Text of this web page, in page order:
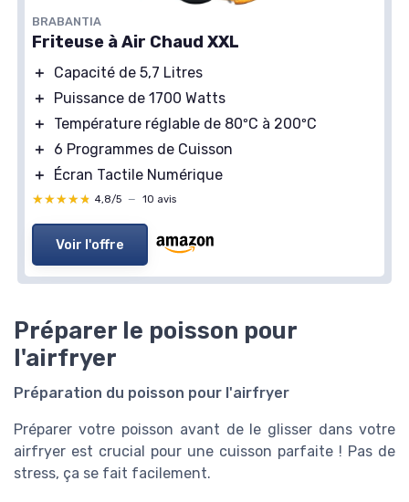
BRABANTIA
Friteuse à Air Chaud XXL
＋
Capacité de 5,7 Litres
＋
Puissance de 1700 Watts
＋
Température réglable de 80ºC à 200ºC
＋
6 Programmes de Cuisson
＋
Écran Tactile Numérique
★★★★★
★★★★★ 4,8/5 — 10 avis
Voir l'offre
Préparer le poisson pour
l'airfryer
Préparation du poisson pour l'airfryer
Préparer votre poisson avant de le glisser dans votre
airfryer est crucial pour une cuisson parfaite ! Pas de
stress, ça se fait facilement.